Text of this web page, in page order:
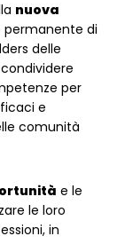
nuova
permanente di
delle
per
e
comunità
e le
le loro
in